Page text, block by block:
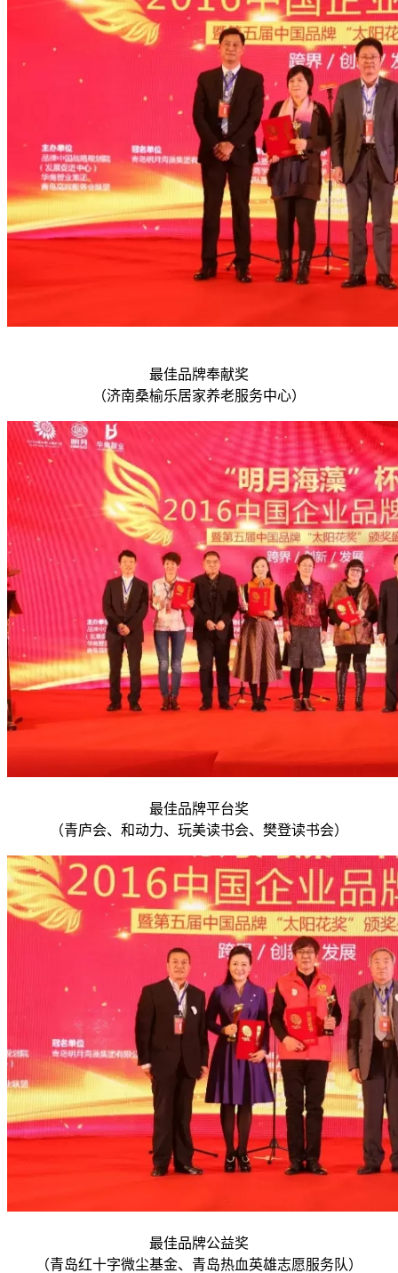
最佳品牌奉献奖
（济南桑榆乐居家养老服务中心）
最佳品牌平台奖
（青庐会、和动力、玩美读书会、樊登读书会）
最佳品牌公益奖
（青岛红十字微尘基金、青岛热血英雄志愿服务队）